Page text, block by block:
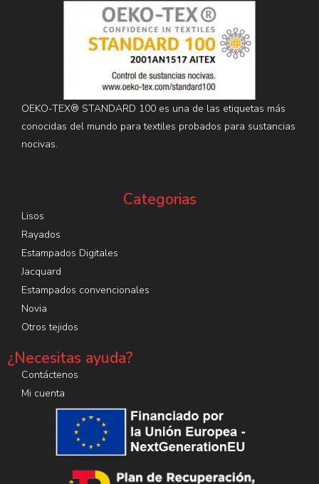
OEKO-TEX® STANDARD 100 es una de las etiquetas más
conocidas del mundo para textiles probados para sustancias
nocivas.
Categorias
Lisos
Rayados
Estampados Digitales
Jacquard
Estampados convencionales
Novia
Otros tejidos
¿Necesitas ayuda?
Contáctenos
Mi cuenta